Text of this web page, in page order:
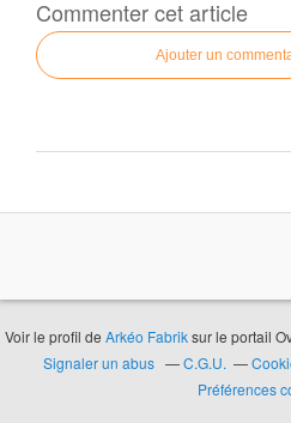
Commenter cet article
Ajouter un
Voir le profil de Arkéo Fabriksur le portail
Signaler un abus
C.G.U.
Préférences